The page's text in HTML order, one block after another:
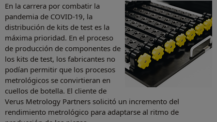
En la carrera por combatir la
pandemia de COVID-19, la
distribución de kits de test es la
máxima prioridad. En el proceso
de producción de componentes de
los kits de test, los fabricantes no
podían permitir que los procesos
metrológicos se convirtieran en
cuellos de botella. El cliente de
Verus Metrology Partners solicitó un incremento del
rendimiento metrológico para adaptarse al ritmo de